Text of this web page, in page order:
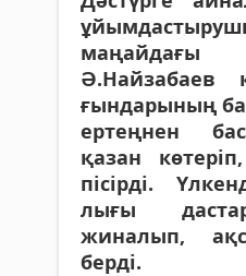
Ә.Найзабаев
ғын­дарының
ер­тең­нен
қазан
пісірді.
лығы
жиналып,
берді.